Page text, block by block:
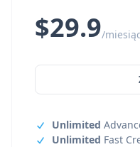
$29.9/
Unlimited
Unlimited Fast